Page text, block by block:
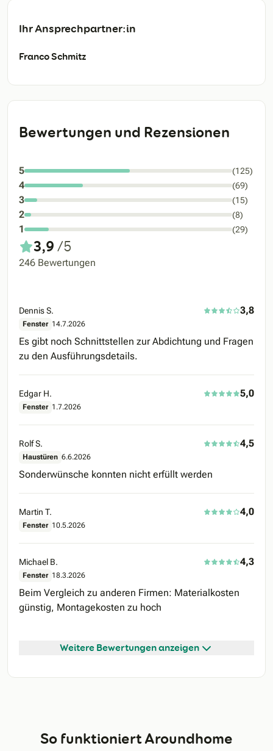
Bewertungen und Rezensionen
5 (125)
4 (69)
3 (15)
2 (8)
1 (29)
3,9 /5
246 Bewertungen
Dennis S. 3,8
Fenster 14.7.2026
Es gibt noch Schnittstellen zur Abdichtung und Fragen
zu den Ausführungsdetails.
Edgar H. 5,0
Fenster 1.7.2026
Rolf S. 4,5
Haustüren 6.6.2026
Sonderwünsche konnten nicht erfüllt werden
Martin T. 4,0
Fenster 10.5.2026
Michael B. 4,3
Fenster 18.3.2026
Beim Vergleich zu anderen Firmen: Materialkosten
günstig, Montagekosten zu hoch
Weitere Bewertungen anzeigen
Ihr Ansprechpartner:in
Franco Schmitz
So funktioniert Aroundhome